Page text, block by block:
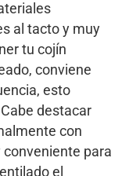
al tacto y muy
tu cojín
conviene
esto
destacar
con
para
el